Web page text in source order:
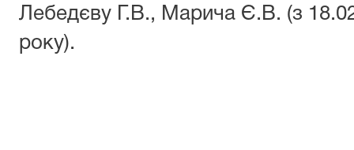
Лебедєву Г.В., Марича Є.В. (з
року).